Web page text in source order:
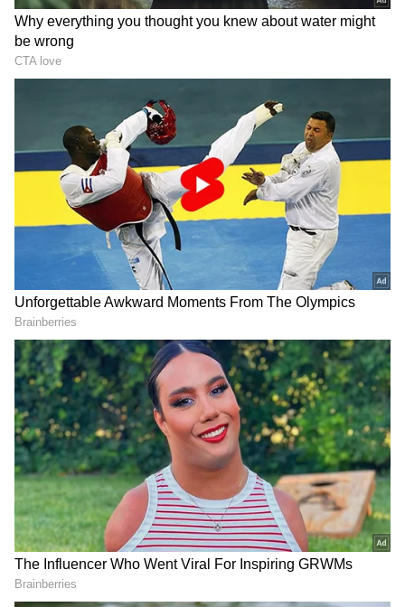
Raveena Mani Relationship:
இந்த சந்தேகத்துக்கு தீனி போடும் விதமாக,
ரவீனாவின் இன்ஸ்டா பேஜை அலசி
ஆராய்ந்ததில்... டான்ஸ் பிரபலமான
மணியும் - ரவீனாவும் ஏற்கனவே நன்கு
பழக்கமானவர்கள் என்பது தெரியவந்தது.